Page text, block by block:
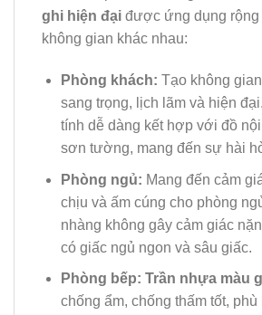
ghi hiện đại được ứng dụng rộng
không gian khác nhau:
Phòng khách: Tạo không
sang trọng, lịch lãm và hiện
tính dễ dàng kết hợp với đồ
sơn tường, mang đến sự hài
Phòng ngủ: Mang đến cảm
chịu và ấm cúng cho phòng
nhàng không gây cảm giác
có giấc ngủ ngon và sâu giấc.
Phòng bếp: Trần nhựa màu
chống ẩm, chống thấm tốt,